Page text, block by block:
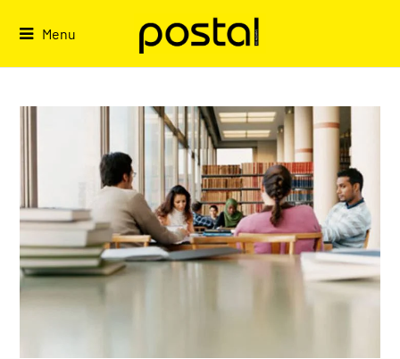
Menu